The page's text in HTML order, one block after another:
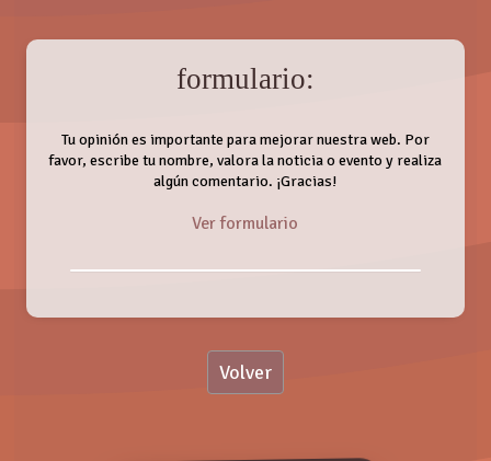
formulario:
Tu opinión es importante para mejorar nuestra web. Por
favor, escribe tu nombre, valora la noticia o evento y realiza
algún comentario. ¡Gracias!
Ver formulario
Volver